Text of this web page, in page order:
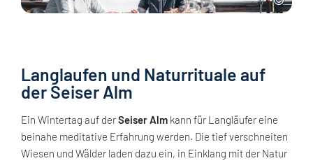
Langlaufen und Naturrituale auf
der Seiser Alm
Ein Wintertag auf derSeiser Alm kann für Langläufer eine
beinahe meditative Erfahrung werden. Die tief verschneiten
Wiesen und Wälder laden dazu ein, in Einklang mit der Natur